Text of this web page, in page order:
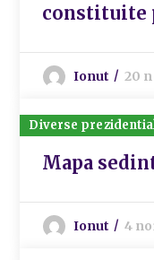
constituite
Ionut 20
Diverse
Mapa
Ionut 4